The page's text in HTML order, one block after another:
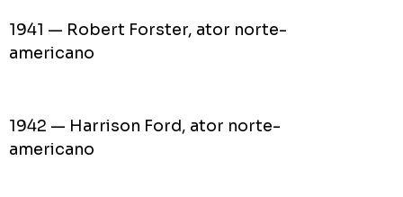
1941 — Robert Forster, ator norte-
americano
1942 — Harrison Ford, ator norte-
americano